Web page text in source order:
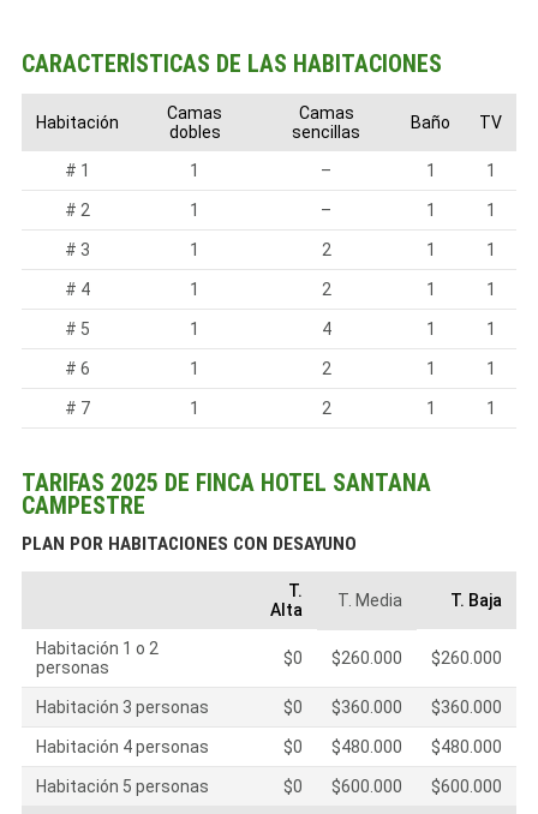
CARACTERÍSTICAS DE LAS HABITACIONES
Habitación
Camas
dobles
Camas
sencillas
Baño TV
# 1 1 – 1 1
# 2 1 – 1 1
# 3 1 2 1 1
# 4 1 2 1 1
# 5 1 4 1 1
# 6 1 2 1 1
# 7 1 2 1 1
TARIFAS 2025 DE FINCA HOTEL SANTANA
CAMPESTRE
PLAN POR HABITACIONES CON DESAYUNO
T.
Alta
T. Media T. Baja
Habitación 1 o 2
personas
$0 $260.000 $260.000
Habitación 3 personas $0 $360.000 $360.000
Habitación 4 personas $0 $480.000 $480.000
Habitación 5 personas $0 $600.000 $600.000